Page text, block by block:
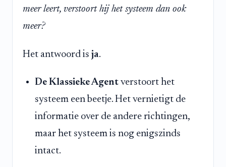
meer leert, verstoort hij het systeem dan ook
meer?
Het antwoord is ja.
De Klassieke Agent verstoort het
systeem een beetje. Het vernietigt de
informatie over de andere richtingen,
maar het systeem is nog enigszinds
intact.